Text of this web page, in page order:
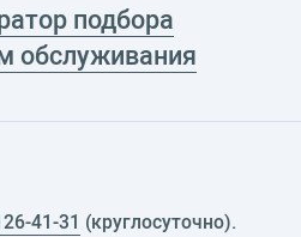
подбора
обслуживания
41-31 (круглосуточно).